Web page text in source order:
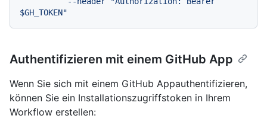
Authentifizieren mit einem GitHub App
Wenn Sie sich mit einem GitHub Appauthentifizieren,
können Sie ein Installationszugriffstoken in Ihrem
Workflow erstellen: